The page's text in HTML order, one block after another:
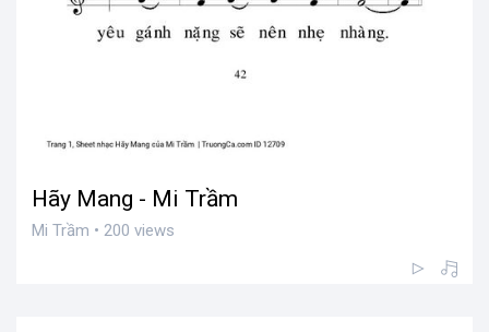
Hãy Mang - Mi Trầm
Mi Trầm • 200 views